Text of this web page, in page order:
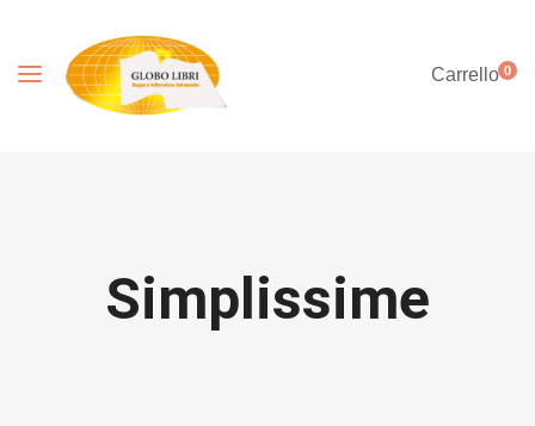
Carrello0
Simplissime